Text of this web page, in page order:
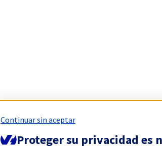
Continuar sin aceptar
Proteger su privacidad es